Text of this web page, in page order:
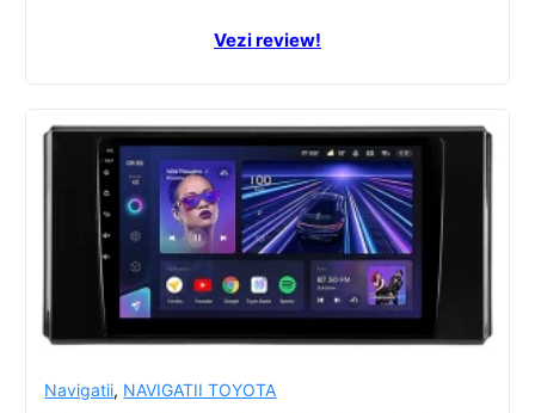
Vezi review!
Navigatii, NAVIGATII TOYOTA